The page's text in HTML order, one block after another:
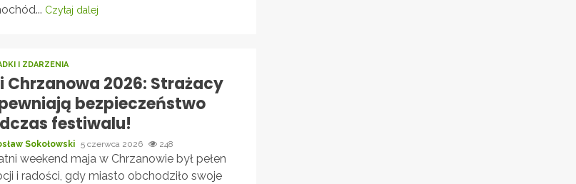
Czytaj dalej
I ZDARZENIA
Chrzanowa 2026: Strażacy
bezpieczeństwo
festiwalu!
Sokołowski 5 czerwca 2026 248
weekend maja w Chrzanowie był pełen
i radości, gdy miasto obchodziło swoje